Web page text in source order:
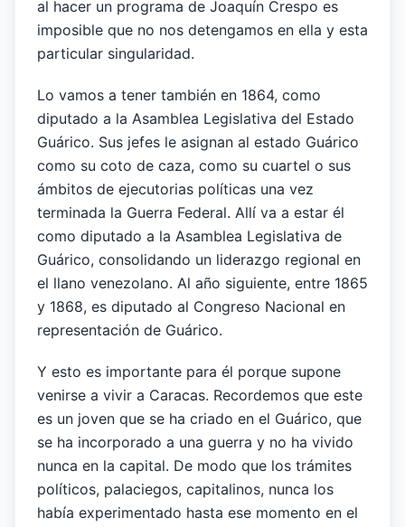
al hacer un programa de Joaquín Crespo es
imposible que no nos detengamos en ella y esta
particular singularidad.
Lo vamos a tener también en 1864, como
diputado a la Asamblea Legislativa del Estado
Guárico. Sus jefes le asignan al estado Guárico
como su coto de caza, como su cuartel o sus
ámbitos de ejecutorias políticas una vez
terminada la Guerra Federal. Allí va a estar él
como diputado a la Asamblea Legislativa de
Guárico, consolidando un liderazgo regional en
el llano venezolano. Al año siguiente, entre 1865
y 1868, es diputado al Congreso Nacional en
representación de Guárico.
Y esto es importante para él porque supone
venirse a vivir a Caracas. Recordemos que este
es un joven que se ha criado en el Guárico, que
se ha incorporado a una guerra y no ha vivido
nunca en la capital. De modo que los trámites
políticos, palaciegos, capitalinos, nunca los
había experimentado hasta ese momento en el